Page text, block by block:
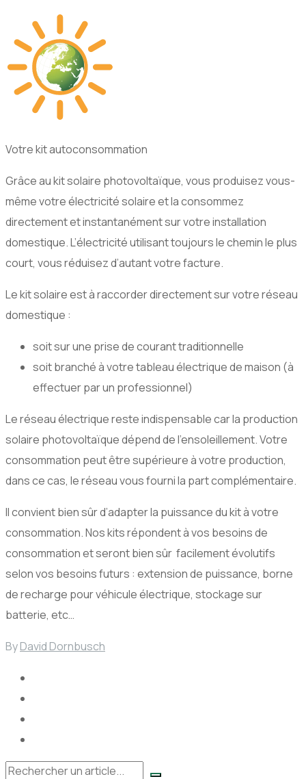
Votre kit autoconsommation
Grâce au kit solaire photovoltaïque, vous produisez vous-
même votre électricité solaire et la consommez
directement et instantanément sur votre installation
domestique. L’électricité utilisant toujours le chemin le plus
court, vous réduisez d’autant votre facture.
Le kit solaire est à raccorder directement sur votre réseau
domestique :
soit sur une prise de courant traditionnelle
soit branché à votre tableau électrique de maison (à
effectuer par un professionnel)
Le réseau électrique reste indispensable car la production
solaire photovoltaïque dépend de l’ensoleillement. Votre
consommation peut être supérieure à votre production,
dans ce cas, le réseau vous fourni la part complémentaire.
Il convient bien sûr d’adapter la puissance du kit à votre
consommation. Nos kits répondent à vos besoins de
consommation et seront bien sûr facilement évolutifs
selon vos besoins futurs : extension de puissance, borne
de recharge pour véhicule électrique, stockage sur
batterie, etc…
ByDavid Dornbusch
Rechercher